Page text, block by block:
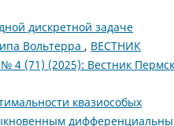
дискретной задаче
Вольтерра , ВЕСТНИК
(2025): Вестник
квазиособых